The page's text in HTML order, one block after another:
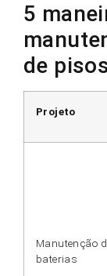
5
de
Projeto
Manutenção
baterias